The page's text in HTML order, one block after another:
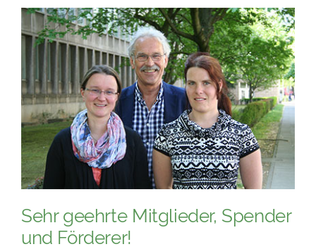
TIERHEIME
PATENSCHAFTEN
HELFER WERDEN
RATGEBER
Sehr geehrte Mitglieder, Spender
und Förderer!